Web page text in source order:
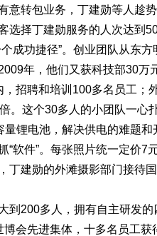
意转包业务，丁建勋等人趁
选择丁建勋服务的人次达到
成功捷径”。创业团队从东
年，他们又获科技部30万
招聘和培训100多名员工；
。这个30多人的小团队一心
量锂电池，解决供电的难题
“软件”。每张照片统一定价
丁建勋的外滩摄影部门接待
到200多人，拥有自主研发
会先进集体，十多名员工